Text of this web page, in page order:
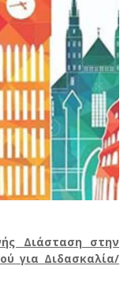
Διάσταση στην
για Διδασκαλία/